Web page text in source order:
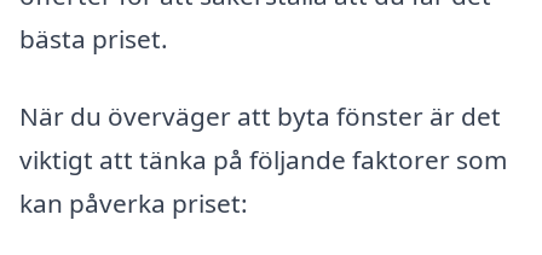
bästa priset.
När du överväger att byta fönster är det
viktigt att tänka på följande faktorer som
kan påverka priset: